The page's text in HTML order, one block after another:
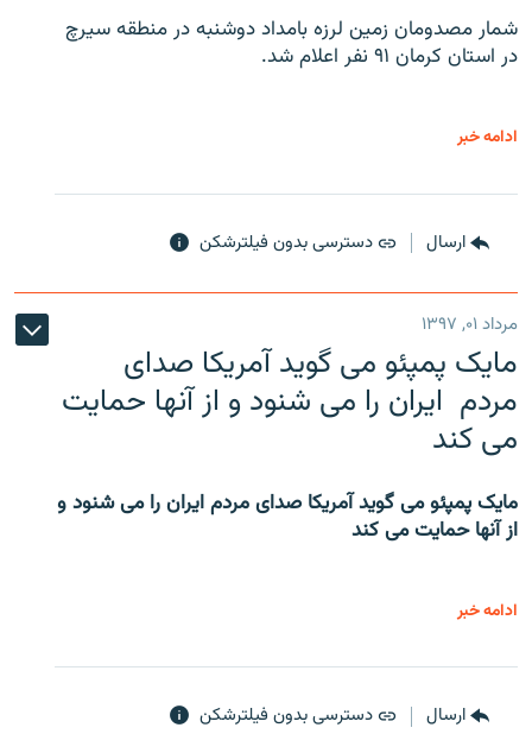
شمار مصدومان زمین لرزه بامداد دوشنبه در منطقه سیرچ
در استان کرمان ۹۱ نفر اعلام شد.
ادامه خبر
ارسال دسترسی بدون فیلترشکن
مرداد ۰۱, ۱۳۹۷
مایک پمپئو می گوید آمریکا صدای
مردم ایران را می شنود و از آنها حمایت
می کند
مایک پمپئو می گوید آمریکا صدای مردم ایران را می شنود و
از آنها حمایت می کند
ادامه خبر
ارسال دسترسی بدون فیلترشکن